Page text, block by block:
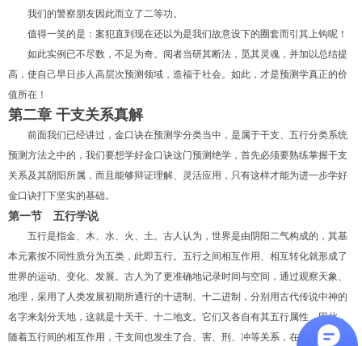
我们的警察朋友因此而立了二等功。
值得一笑的是：案犯直到现在还以为是我们故意设下的圈套而引其上钩呢！
如此实例已不尽数，不足为奇。阅者当研其断法，觅其灵魂，并加以总结提
高，使自己早日步人高层次预测领域，造福于社会。如此，才是预测学真正的价
值所在！
第二章 干支关系真解
前面我们已经讲过，金口诀在预测学分类当中，是属于干支、五行分类系统
预测方法之中的，我们要想学好金口诀这门预测绝学，首先必须要熟练掌握干支
关系及其阴阳所属，而且能够辩证理解、灵活应用，只有这样才能为进一步学好
金口诀打下坚实的基础。
第一节 五行学说
五行是指金、木、水、火、土。古人认为，世界是由阴阳二气构成的，其基
本元素按不同性质分为五类，此即五行。五行之间相互作用、相互转化就形成了
世界的运动、变化、发展。古人为了更准确地记录时间与空间，通过观察天象、
地理，采用了人类发展初期所通行的十进制、十二进制，分别用古代传说中神的
名字来划分天地，这就是十天干、十二地支。它们又各自有其五行属性，因此，
随着五行间的相互作用，干支间也发生了合、害、刑、冲等关系，在这种关系形